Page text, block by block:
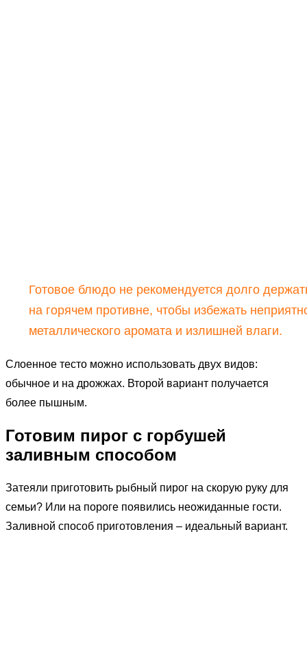
Готовое блюдо не рекомендуется долго
на горячем противне, чтобы избежать
металлического аромата и излишней влаги.
Слоенное тесто можно использовать двух видов:
обычное и на дрожжах. Второй вариант получается
более пышным.
Готовим пирог с горбушей
заливным способом
Затеяли приготовить рыбный пирог на скорую руку для
семьи? Или на пороге появились неожиданные гости.
Заливной способ приготовления – идеальный вариант.